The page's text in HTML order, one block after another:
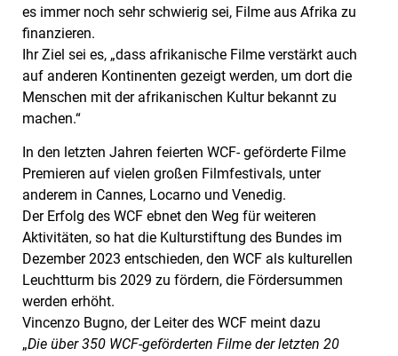
es immer noch sehr schwierig sei, Filme aus Afrika zu
finanzieren.
Ihr Ziel sei es, „dass afrikanische Filme verstärkt auch
auf anderen Kontinenten gezeigt werden, um dort die
Menschen mit der afrikanischen Kultur bekannt zu
machen.“
In den letzten Jahren feierten WCF- geförderte Filme
Premieren auf vielen großen Filmfestivals, unter
anderem in Cannes, Locarno und Venedig.
Der Erfolg des WCF ebnet den Weg für weiteren
Aktivitäten, so hat die Kulturstiftung des Bundes im
Dezember 2023 entschieden, den WCF als kulturellen
Leuchtturm bis 2029 zu fördern, die Fördersummen
werden erhöht.
Vincenzo Bugno, der Leiter des WCF meint dazu
„Die über 350 WCF-geförderten Filme der letzten 20